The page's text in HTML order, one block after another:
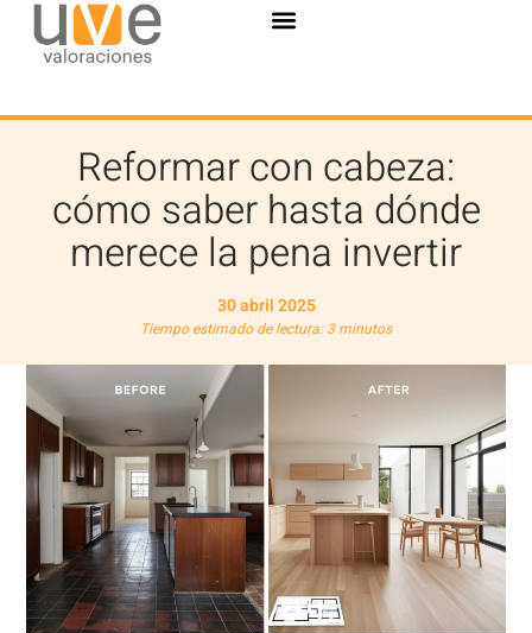
Reformar con cabeza:
cómo saber hasta dónde
merece la pena invertir
30 abril 2025
Tiempo estimado de lectura: 3 minutos